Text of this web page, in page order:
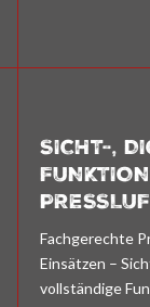
SICHT-,
Fachgerechte
Einsätzen –
vollständige